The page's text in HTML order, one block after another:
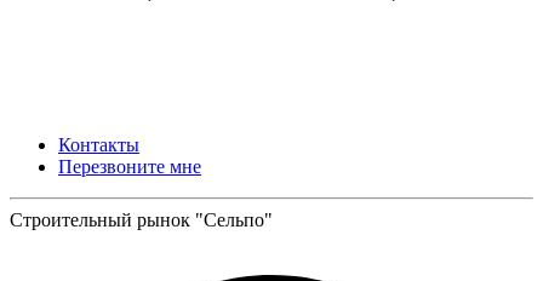
Контакты
Перезвоните мне
Строительный рынок "Сельпо"